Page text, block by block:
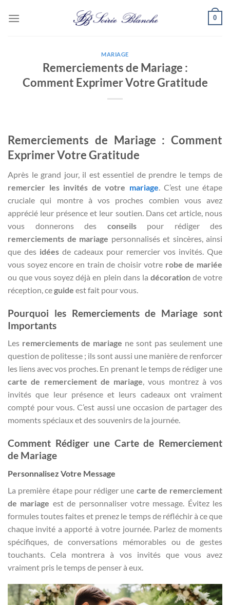
0
MARIAGE
Remerciements de Mariage :
Comment Exprimer Votre Gratitude
Remerciements de Mariage : Comment
Exprimer Votre Gratitude
Après le grand jour, il est essentiel de prendre le temps de
remercier les invités de votre mariage . C’est une étape
cruciale qui montre à vos proches combien vous avez
apprécié leur présence et leur soutien. Dans cet article, nous
vous donnerons des conseilspour rédiger des
remerciements de mariage personnalisés et sincères, ainsi
que des idées de cadeaux pour remercier vos invités. Que
vous soyez encore en train de choisir votre robe de mariée
ou que vous soyez déjà en plein dans la décorationde votre
réception, ceguide est fait pour vous.
Pourquoi les Remerciements de Mariage sont
Importants
Les remerciements de mariage ne sont pas seulement une
question de politesse ; ils sont aussi une manière de renforcer
les liens avec vos proches. En prenant le temps de rédiger une
carte de remerciement de mariage, vous montrez à vos
invités que leur présence et leurs cadeaux ont vraiment
compté pour vous. C’est aussi une occasion de partager des
moments spéciaux et des souvenirs de la journée.
Comment Rédiger une Carte de Remerciement
de Mariage
Personnalisez Votre Message
La première étape pour rédiger une carte de remerciement
de mariage est de personnaliser votre message. Évitez les
formules toutes faites et prenez le temps de réfléchir à ce que
chaque invité a apporté à votre journée. Parlez de moments
spécifiques, de conversations mémorables ou de gestes
touchants. Cela montrera à vos invités que vous avez
vraiment pris le temps de penser à eux.